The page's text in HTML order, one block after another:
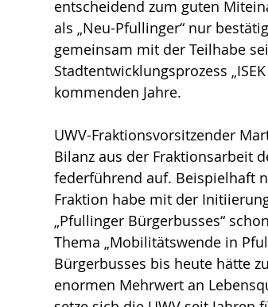
entscheidend zum guten
als „Neu-Pfullinger“ nur
gemeinsam mit der Teilhabe
Stadtentwicklungsprozess
kommenden Jahre.
UWV-Fraktionsvorsitzender
Bilanz aus der Fraktionsarbeit
federführend auf. Beispielhaft
Fraktion habe mit der
„Pfullinger Bürgerbusses“
Thema „Mobilitätswende in
Bürgerbusses bis heute hätte
enormen Mehrwert an